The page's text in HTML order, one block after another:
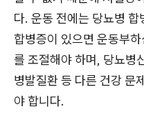
다. 운동 전에는 당뇨병
합병증이 있으면 운동부
를 조절해야 하며, 당뇨병
병발질환 등 다른 건강 문
야 합니다.